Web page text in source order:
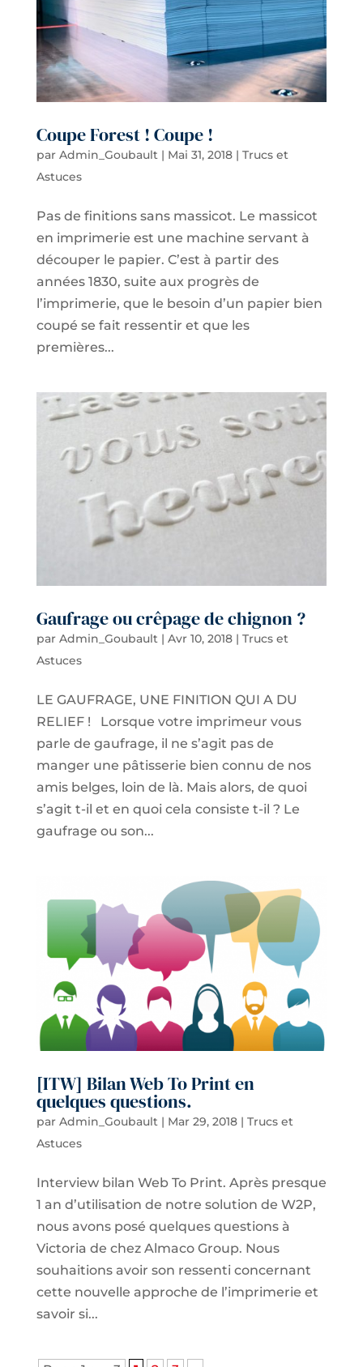
Coupe Forest ! Coupe !
par Admin_Goubault| Mai 31, 2018| Trucs et
Astuces
Pas de finitions sans massicot. Le massicot
en imprimerie est une machine servant à
découper le papier. C’est à partir des
années 1830, suite aux progrès de
l’imprimerie, que le besoin d’un papier bien
coupé se fait ressentir et que les
premières...
Gaufrage ou crêpage de chignon ?
par Admin_Goubault| Avr 10, 2018| Trucs et
Astuces
LE GAUFRAGE, UNE FINITION QUI A DU
RELIEF ! Lorsque votre imprimeur vous
parle de gaufrage, il ne s’agit pas de
manger une pâtisserie bien connu de nos
amis belges, loin de là. Mais alors, de quoi
s’agit t-il et en quoi cela consiste t-il ? Le
gaufrage ou son...
[ITW] Bilan Web To Print en
quelques questions.
par Admin_Goubault| Mar 29, 2018| Trucs et
Astuces
Interview bilan Web To Print. Après presque
1 an d’utilisation de notre solution de W2P,
nous avons posé quelques questions à
Victoria de chez Almaco Group. Nous
souhaitions avoir son ressenti concernant
cette nouvelle approche de l’imprimerie et
savoir si...